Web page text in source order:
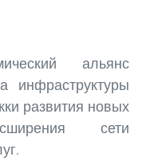
альянс
инфраструктуры
развития новых
сети